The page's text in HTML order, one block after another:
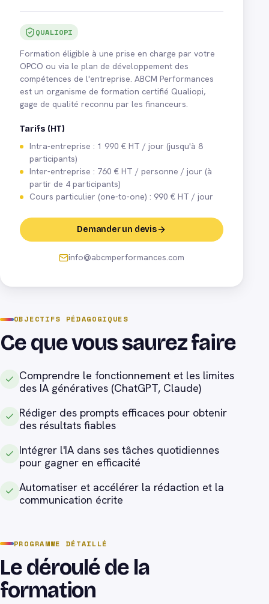
OBJECTIFS PÉDAGOGIQUES
Ce que vous saurez faire
Comprendre le fonctionnement et les limites
des IA génératives (ChatGPT, Claude)
Rédiger des prompts efficaces pour obtenir
des résultats fiables
Intégrer l'IA dans ses tâches quotidiennes
pour gagner en efficacité
Automatiser et accélérer la rédaction et la
communication écrite
PROGRAMME DÉTAILLÉ
Le déroulé de la
formation
QUALIOPI
Formation éligible à une prise en charge par votre
OPCO ou via le plan de développement des
compétences de l'entreprise. ABCM Performances
est un organisme de formation certifié Qualiopi,
gage de qualité reconnu par les financeurs.
Tarifs (HT)
Intra-entreprise : 1 990 € HT / jour (jusqu'à 8
participants)
Inter-entreprise : 760 € HT / personne / jour (à
partir de 4 participants)
Cours particulier (one-to-one) : 990 € HT / jour
Demander un devis
info@abcmperformances.com